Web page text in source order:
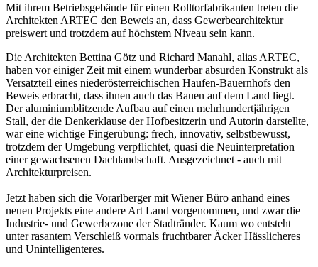
Mit ihrem Betriebsgebäude für einen Rolltorfabrikanten treten die
Architekten ARTEC den Beweis an, dass Gewerbearchitektur
preiswert und trotzdem auf höchstem Niveau sein kann.
Die Architekten Bettina Götz und Richard Manahl, alias ARTEC,
haben vor einiger Zeit mit einem wunderbar absurden Konstrukt als
Versatzteil eines niederösterreichischen Haufen-Bauernhofs den
Beweis erbracht, dass ihnen auch das Bauen auf dem Land liegt.
Der aluminiumblitzende Aufbau auf einen mehrhundertjährigen
Stall, der die Denkerklause der Hofbesitzerin und Autorin darstellte,
war eine wichtige Fingerübung: frech, innovativ, selbstbewusst,
trotzdem der Umgebung verpflichtet, quasi die Neuinterpretation
einer gewachsenen Dachlandschaft. Ausgezeichnet - auch mit
Architekturpreisen.
Jetzt haben sich die Vorarlberger mit Wiener Büro anhand eines
neuen Projekts eine andere Art Land vorgenommen, und zwar die
Industrie- und Gewerbezone der Stadtränder. Kaum wo entsteht
unter rasantem Verschleiß vormals fruchtbarer Äcker Hässlicheres
und Unintelligenteres.